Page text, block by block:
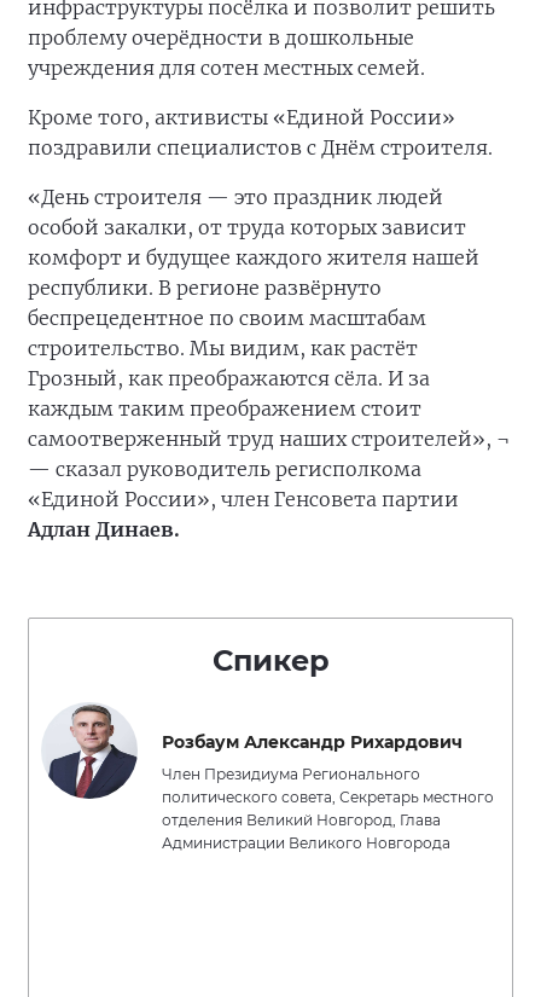
инфраструктуры посёлка и позволит решить
проблему очерёдности в дошкольные
учреждения для сотен местных семей.
Кроме того, активисты «Единой России»
поздравили специалистов с Днём строителя.
«День строителя — это праздник людей
особой закалки, от труда которых зависит
комфорт и будущее каждого жителя нашей
республики. В регионе развёрнуто
беспрецедентное по своим масштабам
строительство. Мы видим, как растёт
Грозный, как преображаются сёла. И за
каждым таким преображением стоит
самоотверженный труд наших строителей», ¬
— сказал руководитель регисполкома
«Единой России», член Генсовета партии
Адлан Динаев.
Спикер
Розбаум Александр Рихардович
Член Президиума Регионального
политического совета, Секретарь местного
отделения Великий Новгород, Глава
Администрации Великого Новгорода